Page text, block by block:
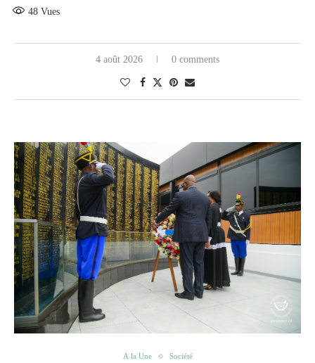
48 Vues
4 août 2026 0 comments
À la Une Société